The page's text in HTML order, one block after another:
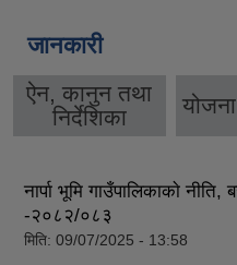
जानकारी
ऐन, कानुन तथा
निर्देशिका
योजना
नार्पा भूमि गाउँपालिकाकाे
-२०८२/०८३
मिति: 09/07/2025 - 13:58